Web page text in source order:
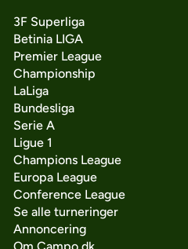
3F Superliga
Betinia LIGA
Premier League
Championship
LaLiga
Bundesliga
Serie A
Ligue 1
Champions League
Europa League
Conference League
Se alle turneringer
Annoncering